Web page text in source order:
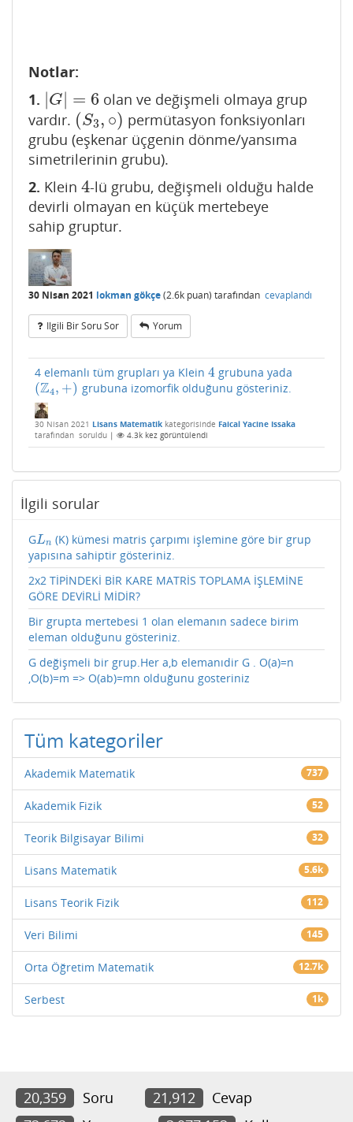
Notlar:
1. |G| = 6
|G =6
olan ve değişmeli olmaya grup
vardır. (S3, ∘)
(S3,∘ )
permütasyon fonksiyonları
grubu (eşkenar üçgenin dönme/yansıma
simetrilerinin grubu).
2. Klein 4
4-lü grubu, değişmeli olduğu halde
devirli olmayan en küçük mertebeye
sahip gruptur.
30 Nisan 2021 lokman gökçe(2.6k puan) tarafından cevaplandı
Ilgili Bir Soru Sor Yorum
4 elemanlı tüm grupları ya Klein 4
4grubuna yada
(Z4, +)
(Z4,+ grubuna izomorfik olduğunu gösteriniz.
30 Nisan 2021 Lisans Matematik kategorisinde Faical Yacine Issaka
tarafından soruldu | 4.3k kez görüntülendi
İlgili sorular
GLn
Ln (K) kümesi matris çarpımı işlemine göre bir grup
yapısına sahiptir gösteriniz.
2x2 TİPİNDEKİ BİR KARE MATRİS TOPLAMA İŞLEMİNE
GÖRE DEVİRLİ MİDİR?
Bir grupta mertebesi 1 olan elemanın sadece birim
eleman olduğunu gösteriniz.
G değişmeli bir grup.Her a,b elemanıdir G . O(a)=n
,O(b)=m => O(ab)=mn olduğunu gosteriniz
Tüm kategoriler
Akademik Matematik 737
Akademik Fizik 52
Teorik Bilgisayar Bilimi 32
Lisans Matematik 5.6k
Lisans Teorik Fizik 112
Veri Bilimi 145
Orta Öğretim Matematik 12.7k
Serbest 1k
20,359 Soru 21,912
Cevap